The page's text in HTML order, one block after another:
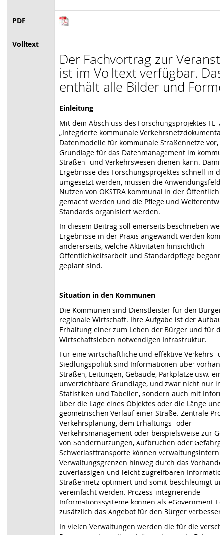
PDF
Volltext
Der Fachvortrag zur
ist im Volltext verfügbar.
enthält alle Bilder und
Einleitung
Mit dem Abschluss des Forschungsprojektes FE
„Integrierte kommunale
Datenmodelle für kommunale Straßennetze vor,
Grundlage für das Datenmanagement im
Straßen- und Verkehrswesen dienen kann.
Ergebnisse des Forschungsprojektes schnell in
umgesetzt werden, müssen die
Nutzen von OKSTRA kommunal in der
gemacht werden und die Pflege und
Standards organisiert werden.
In diesem Beitrag soll einerseits beschrieben
Ergebnisse in der Praxis angewandt werden
andererseits, welche Aktivitäten hinsichtlich
Öffentlichkeitsarbeit und Standardpflege
geplant sind.
Situation in den Kommunen
Die Kommunen sind Dienstleister für den
regionale Wirtschaft. Ihre Aufgabe ist der
Erhaltung einer zum Leben der Bürger und für
Wirtschaftsleben notwendigen Infrastruktur.
Für eine wirtschaftliche und effektive Verkehrs-
Siedlungspolitik sind Informationen über
Straßen, Leitungen, Gebäude, Parkplätze usw.
unverzichtbare Grundlage, und zwar nicht nur
Statistiken und Tabellen, sondern auch mit
über die Lage eines Objektes oder die Länge
geometrischen Verlauf einer Straße. Zentrale
Verkehrsplanung, dem Erhaltungs- oder
Verkehrsmanagement oder beispielsweise zur
von Sondernutzungen, Aufbrüchen oder
Schwerlasttransporte können
Verwaltungsgrenzen hinweg durch das
zuverlässigen und leicht zugreifbaren
Straßennetz optimiert und somit beschleunigt
vereinfacht werden. Prozess-integrierende
Informationssysteme können als eGovernment-
zusätzlich das Angebot für den Bürger
In vielen Verwaltungen werden die für die